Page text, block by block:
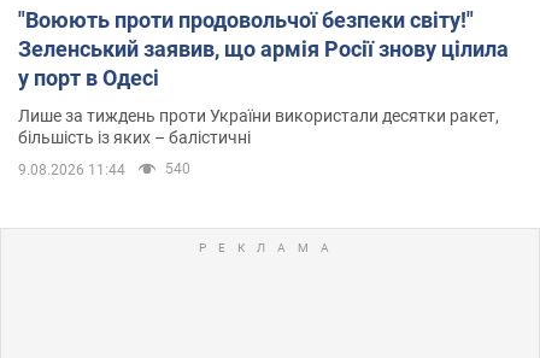
"Воюють проти продовольчої безпеки світу!"
Зеленський заявив, що армія Росії знову цілила
у порт в Одесі
Лише за тиждень проти України використали десятки ракет,
більшість із яких – балістичні
9.08.2026 11:44 540